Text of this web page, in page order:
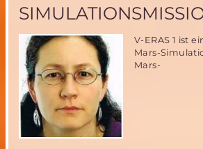
V-ERAS 1 ist
Mars-
Mars-